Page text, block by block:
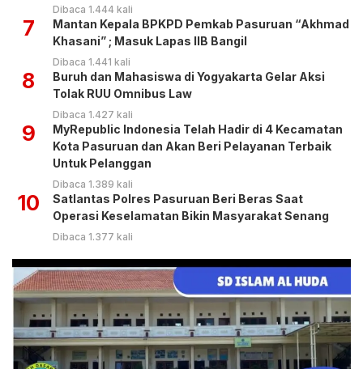
Dibaca 1.444 kali
7
Mantan Kepala BPKPD Pemkab Pasuruan “Akhmad
Khasani” ; Masuk Lapas IIB Bangil
Dibaca 1.441 kali
8
Buruh dan Mahasiswa di Yogyakarta Gelar Aksi
Tolak RUU Omnibus Law
Dibaca 1.427 kali
9
MyRepublic Indonesia Telah Hadir di 4 Kecamatan
Kota Pasuruan dan Akan Beri Pelayanan Terbaik
Untuk Pelanggan
Dibaca 1.389 kali
10
Satlantas Polres Pasuruan Beri Beras Saat
Operasi Keselamatan Bikin Masyarakat Senang
Dibaca 1.377 kali